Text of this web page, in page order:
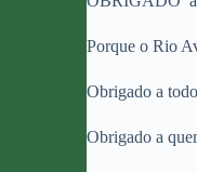
Porque o Rio
Obrigado a
Obrigado a